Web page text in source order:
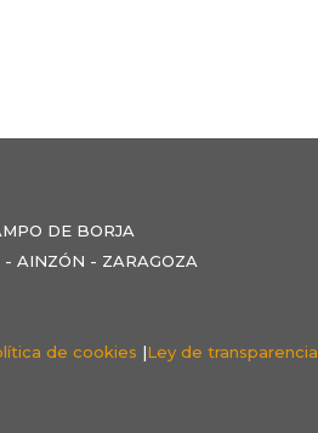
DE BORJA
AINZÓN - ZARAGOZA
de cookies |Ley de transparencia